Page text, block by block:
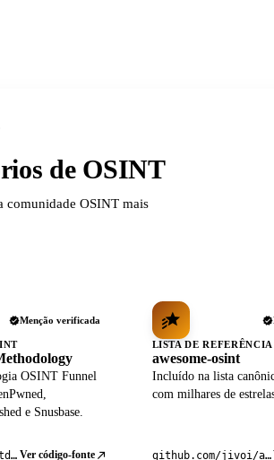
de OSINT
comunidade OSINT mais
Menção verificada
OSINT Funnel
e Snusbase.
github.com/pdudotdev/ofm Ver código-fonte
LISTA DE
awesome-osint
Incluído na lista
com milhares de
github.com/jivoi/awesome-osint